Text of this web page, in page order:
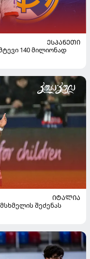
ᲔᲡᲞᲐᲜᲔᲗᲘ
140 მილიონად
ᲘᲢᲐᲚᲘᲐ
შეძენას